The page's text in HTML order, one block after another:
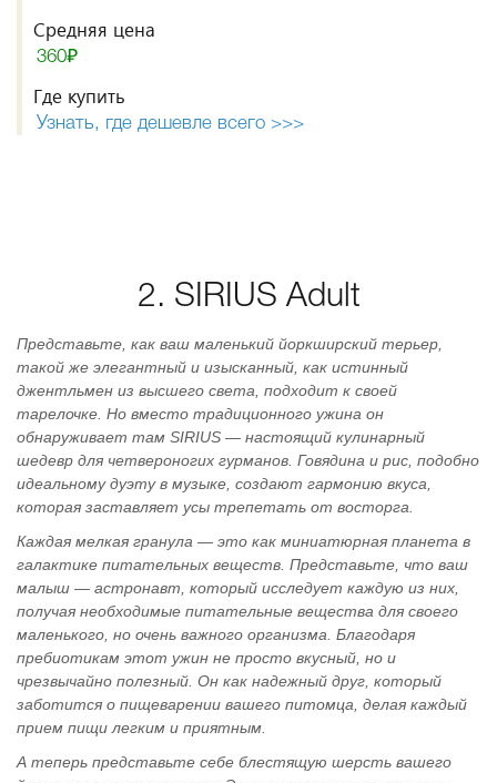
Средняя цена
360₽
Где купить
Узнать, где дешевле всего >>>
2. SIRIUS Adult
Представьте, как ваш маленький йоркширский терьер,
такой же элегантный и изысканный, как истинный
джентльмен из высшего света, подходит к своей
тарелочке. Но вместо традиционного ужина он
обнаруживает там SIRIUS — настоящий кулинарный
шедевр для четвероногих гурманов. Говядина и рис, подобно
идеальному дуэту в музыке, создают гармонию вкуса,
которая заставляет усы трепетать от восторга.
Каждая мелкая гранула — это как миниатюрная планета в
галактике питательных веществ. Представьте, что ваш
малыш — астронавт, который исследует каждую из них,
получая необходимые питательные вещества для своего
маленького, но очень важного организма. Благодаря
пребиотикам этот ужин не просто вкусный, но и
чрезвычайно полезный. Он как надежный друг, который
заботится о пищеварении вашего питомца, делая каждый
прием пищи легким и приятным.
А теперь представьте себе блестящую шерсть вашего